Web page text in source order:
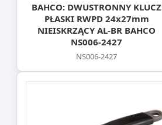
BAHCO: DWUSTRONNY KLUCZ
PŁASKI RWPD 24x27mm
NIEISKRZĄCY AL-BR BAHCO
NS006-2427
NS006-2427